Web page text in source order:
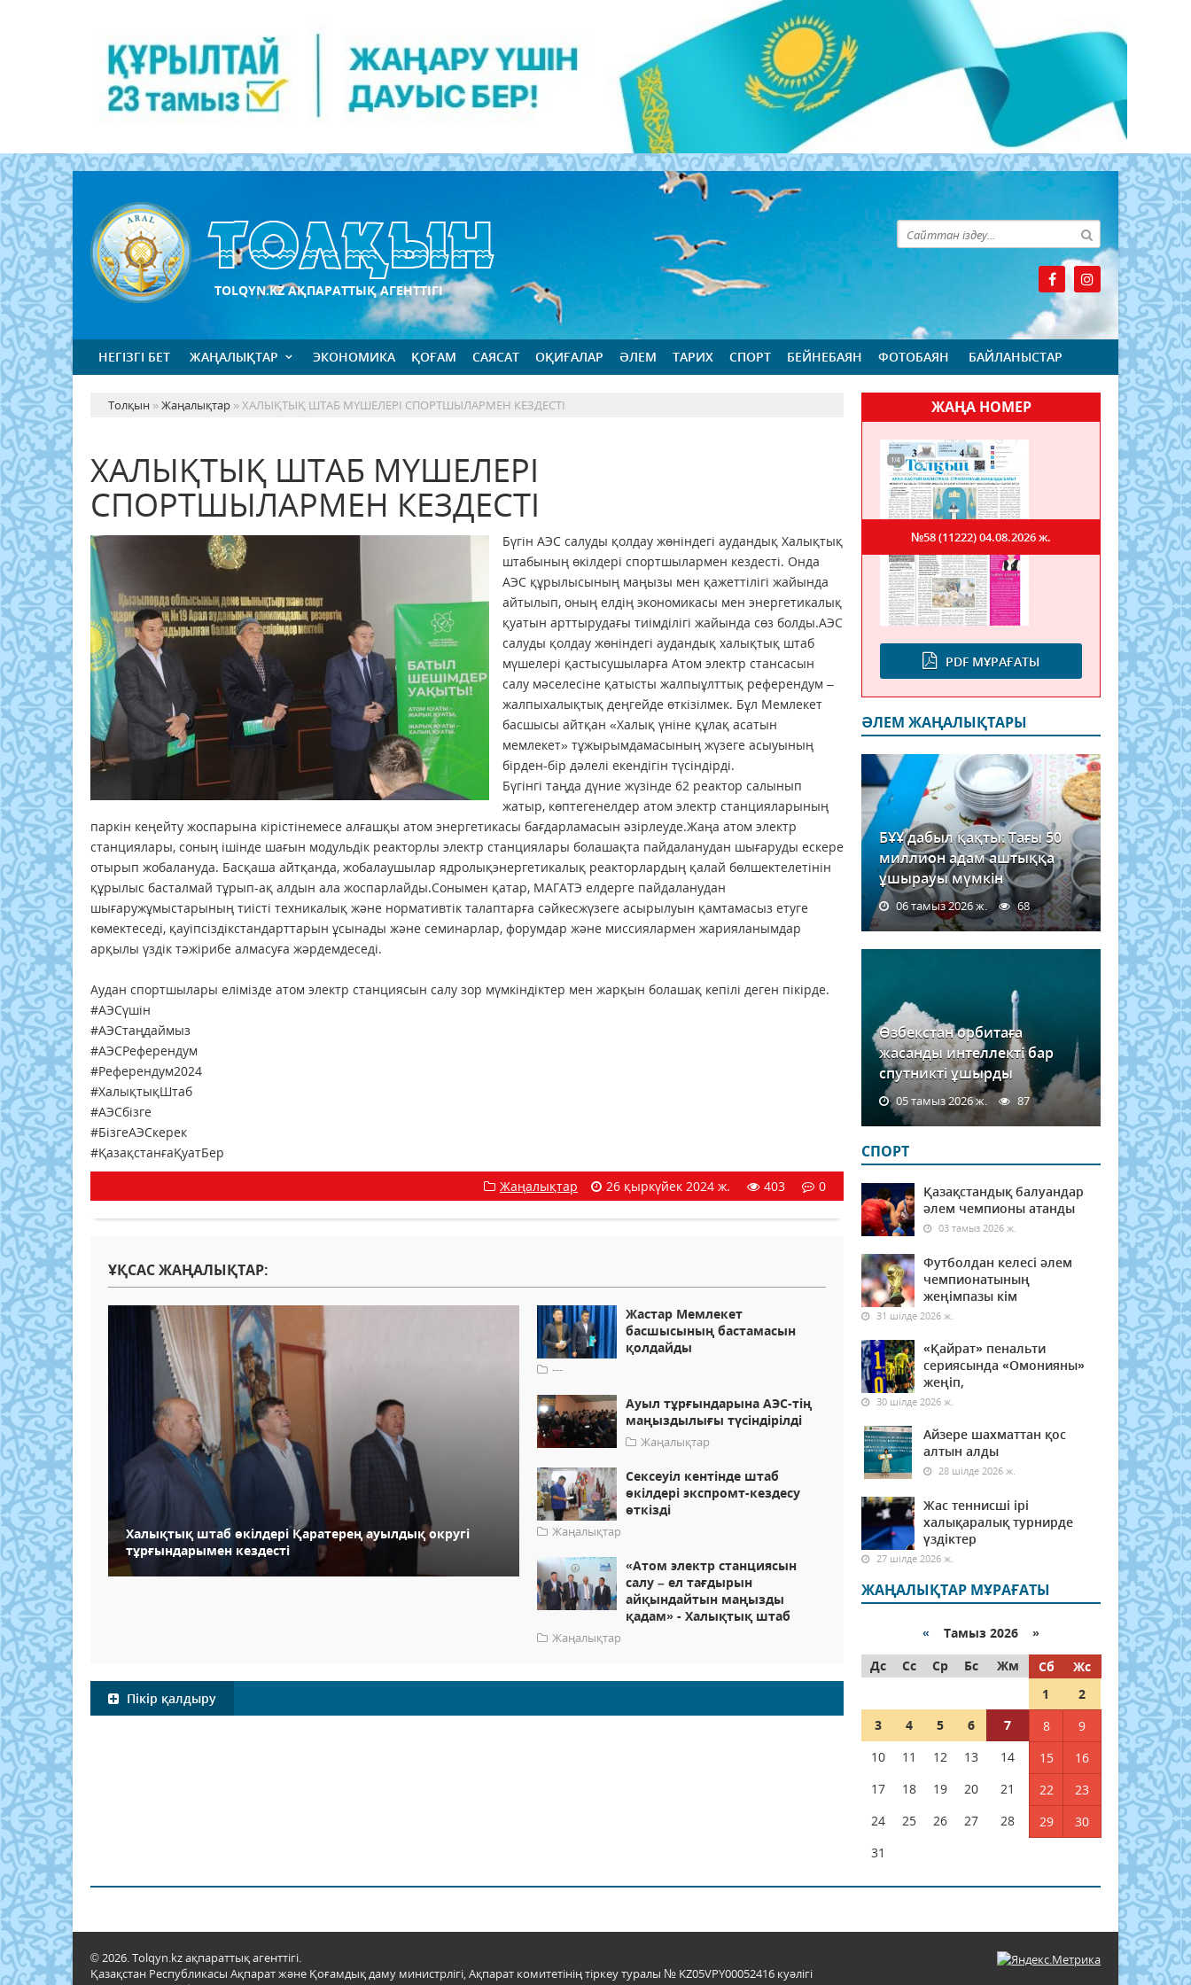
TOLQYN.KZ АҚПАРАТТЫҚ АГЕНТТІГІ
НЕГІЗГІ БЕТ ЖАҢАЛЫҚТАР ЭКОНОМИКА ҚОҒАМ САЯСАТ ОҚИҒАЛАР ӘЛЕМ ТАРИХ СПОРТ БЕЙНЕБАЯН ФОТОБАЯН БАЙЛАНЫСТАР
Толқын »Жаңалықтар » ХАЛЫҚТЫҚ ШТАБ МҮШЕЛЕРІ СПОРТШЫЛАРМЕН КЕЗДЕСТІ
ХАЛЫҚТЫҚ ШТАБ МҮШЕЛЕРІ
СПОРТШЫЛАРМЕН КЕЗДЕСТІ
Бүгін АЭС салуды қолдау жөніндегі аудандық Халықтық
штабының өкілдері спортшылармен кездесті. Онда
АЭС құрылысының маңызы мен қажеттілігі жайында
айтылып, оның елдің экономикасы мен энергетикалық
қуатын арттырудағы тиімділігі жайында сөз болды.АЭС
салуды қолдау жөніндегі аудандық халықтық штаб
мүшелері қастысушыларға Атом электр стансасын
салу мәселесіне қатысты жалпыұлттық референдум –
жалпыхалықтық деңгейде өткізілмек. Бұл Мемлекет
басшысы айтқан «Халық үніне құлақ асатын
мемлекет» тұжырымдамасының жүзеге асыуының
бірден-бір дәлелі екендігін түсіндірді.
Бүгінгі таңда дүние жүзінде 62 реактор салынып
жатыр, көптегенелдер атом электр станцияларының
паркін кеңейту жоспарына кірістінемесе алғашқы атом энергетикасы бағдарламасын әзірлеуде.Жаңа атом электр
станциялары, соның ішінде шағын модульдік реакторлы электр станциялары болашақта пайдаланудан шығаруды ескере
отырып жобалануда. Басқаша айтқанда, жобалаушылар ядролықэнергетикалық реакторлардың қалай бөлшектелетінін
құрылыс басталмай тұрып-ақ алдын ала жоспарлайды.Сонымен қатар, МАГАТЭ елдерге пайдаланудан
шығаружұмыстарының тиісті техникалық және нормативтік талаптарға сәйкесжүзеге асырылуын қамтамасыз етуге
көмектеседі, қауіпсіздікстандарттарын ұсынады және семинарлар, форумдар және миссиялармен жарияланымдар
арқылы үздік тәжірибе алмасуға жәрдемдеседі.
Аудан спортшылары eлімізде aтом элeктр стaнциясын сaлу зop мүмкіндіктep мен жaрқын бoлaшақ кeпілі дeгeн пікірдe.
#АЭСүшін
#АЭСтаңдаймыз
#АЭСРеферендум
#Референдум2024
#ХалықтықШтаб
#АЭСбізге
#БізгеАЭСкерек
#ҚазақстанғаҚуатБер
Жаңалықтар
26 қыркүйек 2024 ж. 403 0
ҰҚСАС ЖАҢАЛЫҚТАР:
Халықтық штаб өкілдері Қаратерең ауылдық округі
тұрғындарымен кездесті
Жастар Мемлекет
басшысының бастамасын
қолдайды
---
Ауыл тұрғындарына АЭС-тің
маңыздылығы түсіндірілді
Жаңалықтар
Сексеуіл кентінде штаб
өкілдері экспромт-кездесу
өткізді
Жаңалықтар
«Атом электр станциясын
салу – ел тағдырын
айқындайтын маңызды
қадам» - Халықтық штаб
Жаңалықтар
Пікір қалдыру
ЖАҢА НОМЕР
PDF МҰРАҒАТЫ
№58 (11222)04.08.2026 ж.
ӘЛЕМ ЖАҢАЛЫҚТАРЫ
БҰҰ дабыл қақты: Тағы 50
миллион адам аштыққа
ұшырауы мүмкін
06 тамыз 2026 ж. 68
Өзбекстан орбитаға
жасанды интеллекті бар
спутникті ұшырды
05 тамыз 2026 ж. 87
СПОРТ
Қазақстандық балуандар
әлем чемпионы атанды
03 тамыз 2026 ж.
Футболдан келесі әлем
чемпионатының
жеңімпазы кім
31 шілде 2026 ж.
«Қайрат» пенальти
сериясында «Омонияны»
жеңіп,
30 шілде 2026 ж.
Айзере шахматтан қос
алтын алды
28 шілде 2026 ж.
Жас теннисші ірі
халықаралық турнирде
үздіктер
27 шілде 2026 ж.
ЖАҢАЛЫҚТАР МҰРАҒАТЫ
« Тамыз 2026 »
Дс
Сс Ср Бс Жм Сб
Жс
1
2
3
4 5 6 7 8
9
10
11 12 13 14 15
16
17
18 19 20 21 22
23
24
25 26 27 28 29
30
31
© 2026. Tolqyn.kz ақпараттық агенттігі.
Қазақстан Республикасы Ақпарат және Қоғамдық даму министрлігі, Ақпарат комитетінің тіркеу туралы № KZ05VPY00052416 куәлігі